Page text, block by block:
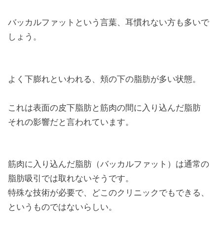
バッカルファットという言葉、耳慣れない方も多いで
しょう。
よく下膨れといわれる、頬の下の脂肪が多い状態。
これは表面の皮下脂肪と筋肉の間に入り込んだ脂肪
それの影響だと言われています。
筋肉に入り込んだ脂肪（バッカルファット）は通常の
脂肪吸引では取れないそうです。
特殊な技術が必要で、どこのクリニックでもできる、
というものではないらしい。